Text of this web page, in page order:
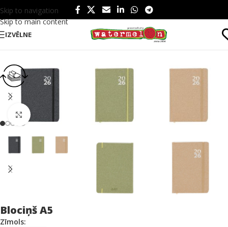
Skip to navigation
Skip to main content
IZVĒLNE
Sākums/ Birojam/ Blociņi
Click to enlarge
Blociņš A5
Zīmols: